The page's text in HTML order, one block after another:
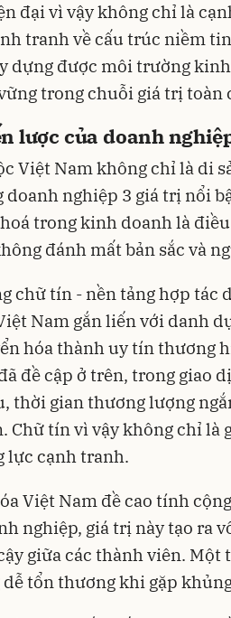
đại vì vậy không chỉ là
tranh về cấu trúc niềm
dựng được môi trường
trong chuỗi giá trị toàn
lược của doanh
Việt Nam không chỉ là di
doanh nghiệp 3 giá trị nổi
trong kinh doanh là
đánh mất bản sắc và
chữ tín - nền tảng hợp tác
Nam gắn liến với danh
hóa thành uy tín thương
đề cập ở trên, trong giao
thời gian thương lượng
Chữ tín vì vậy không chỉ là
lực cạnh tranh.
Việt Nam đề cao tính
nghiệp, giá trị này tạo ra
giữa các thành viên. Một
tổn thương khi gặp